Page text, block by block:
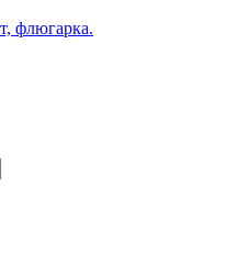
флюгарка.